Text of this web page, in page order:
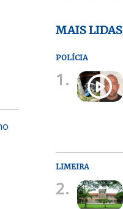
MAIS LIDAS
POLÍCIA
1.
LIMEIRA
2.